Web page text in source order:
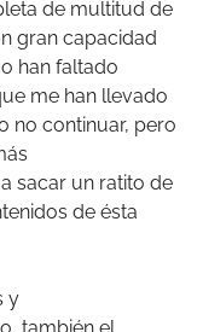
de multitud de
gran capacidad
han faltado
me han llevado
no continuar, pero
sacar un ratito de
de ésta
y